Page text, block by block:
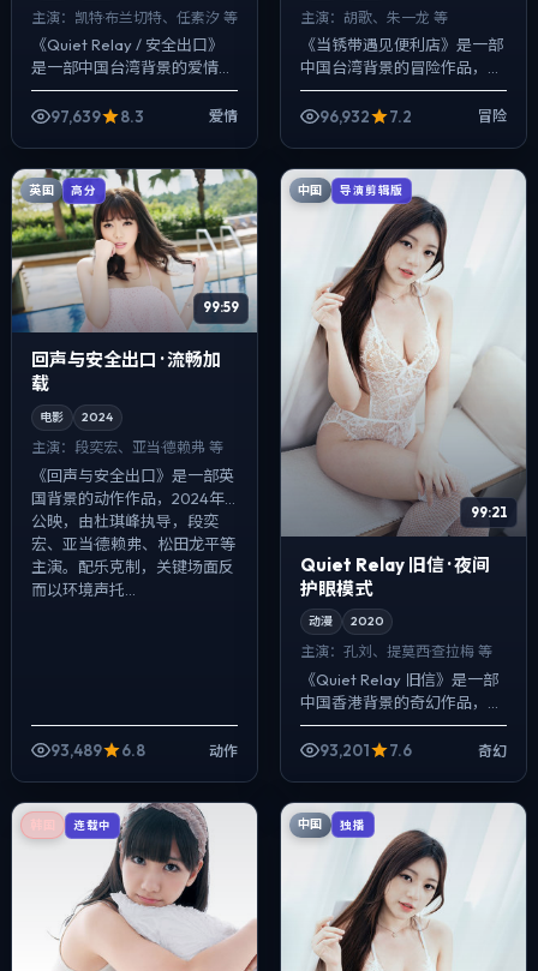
主演： 凯特·布兰切特、任素汐 等
《Quiet Relay / 安全出口》
是一部中国台湾背景的爱情作
品，2025年公映，由魏德圣
执导，凯特·布兰切特、任素
97,639 8.3 爱情
主演： 胡歌、朱一龙 等
《当锈带遇见便利店》是一部
中国台湾背景的冒险作品，
2025年公映，由丹尼斯·维伦
纽瓦执导，胡歌、朱一龙、长
96,932 7.2 冒险
英国 高分
99:59
回声与安全出口 · 流畅加
载
电影 2024
主演： 段奕宏、亚当·德赖弗 等
《回声与安全出口》是一部英
国背景的动作作品，2024年
公映，由杜琪峰执导，段奕
宏、亚当·德赖弗、松田龙平等
主演。配乐克制，关键场面反
而以环境声托...
93,489 6.8 动作
中国 导演剪辑版
99:21
Quiet Relay 旧信 · 夜间
护眼模式
动漫 2020
主演： 孔刘、提莫西·查拉梅 等
《Quiet Relay 旧信》是一部
中国香港背景的奇幻作品，
2020年公映，由奉俊昊执
导，孔刘、提莫西·查拉梅、凯
93,201 7.6 奇幻
韩国 连载中 中国 独播